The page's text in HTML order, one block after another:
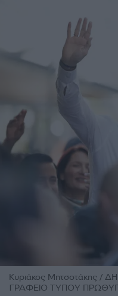
Κυριάκος Μητσοτάκης
ΓΡΑΦΕΙΟ ΤΥΠΟΥ